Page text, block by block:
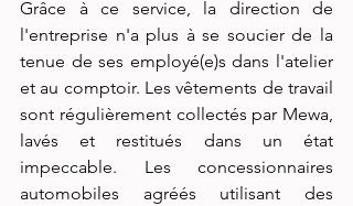
Grâce à ce service, la direction de
l'entreprise n'a plus à se soucier de la
tenue de ses employé(e)s dans l'atelier
et au comptoir. Les vêtements de travail
sont régulièrement collectés par Mewa,
lavés et restitués dans un état
impeccable. Les concessionnaires
automobiles agréés utilisant des